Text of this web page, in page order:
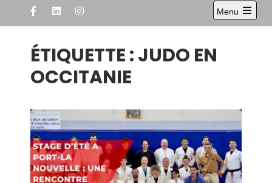
Menu
Open
ÉTIQUETTE :JUDO EN
OCCITANIE